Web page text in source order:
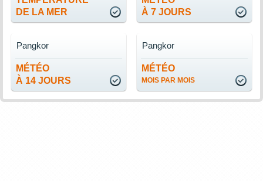
DE LA MER
À 7 JOURS
MÉTÉO
À 14 JOURS
Pangkor
MÉTÉO
MOIS PAR MOIS
Pangkor